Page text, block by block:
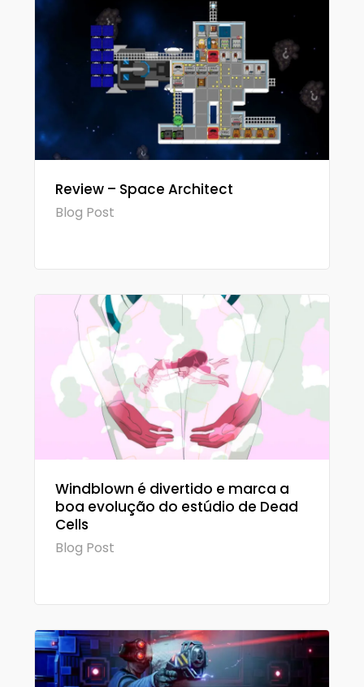
Review – Space Architect
Blog Post
Windblown é divertido e marca a
boa evolução do estúdio de Dead
Cells
Blog Post